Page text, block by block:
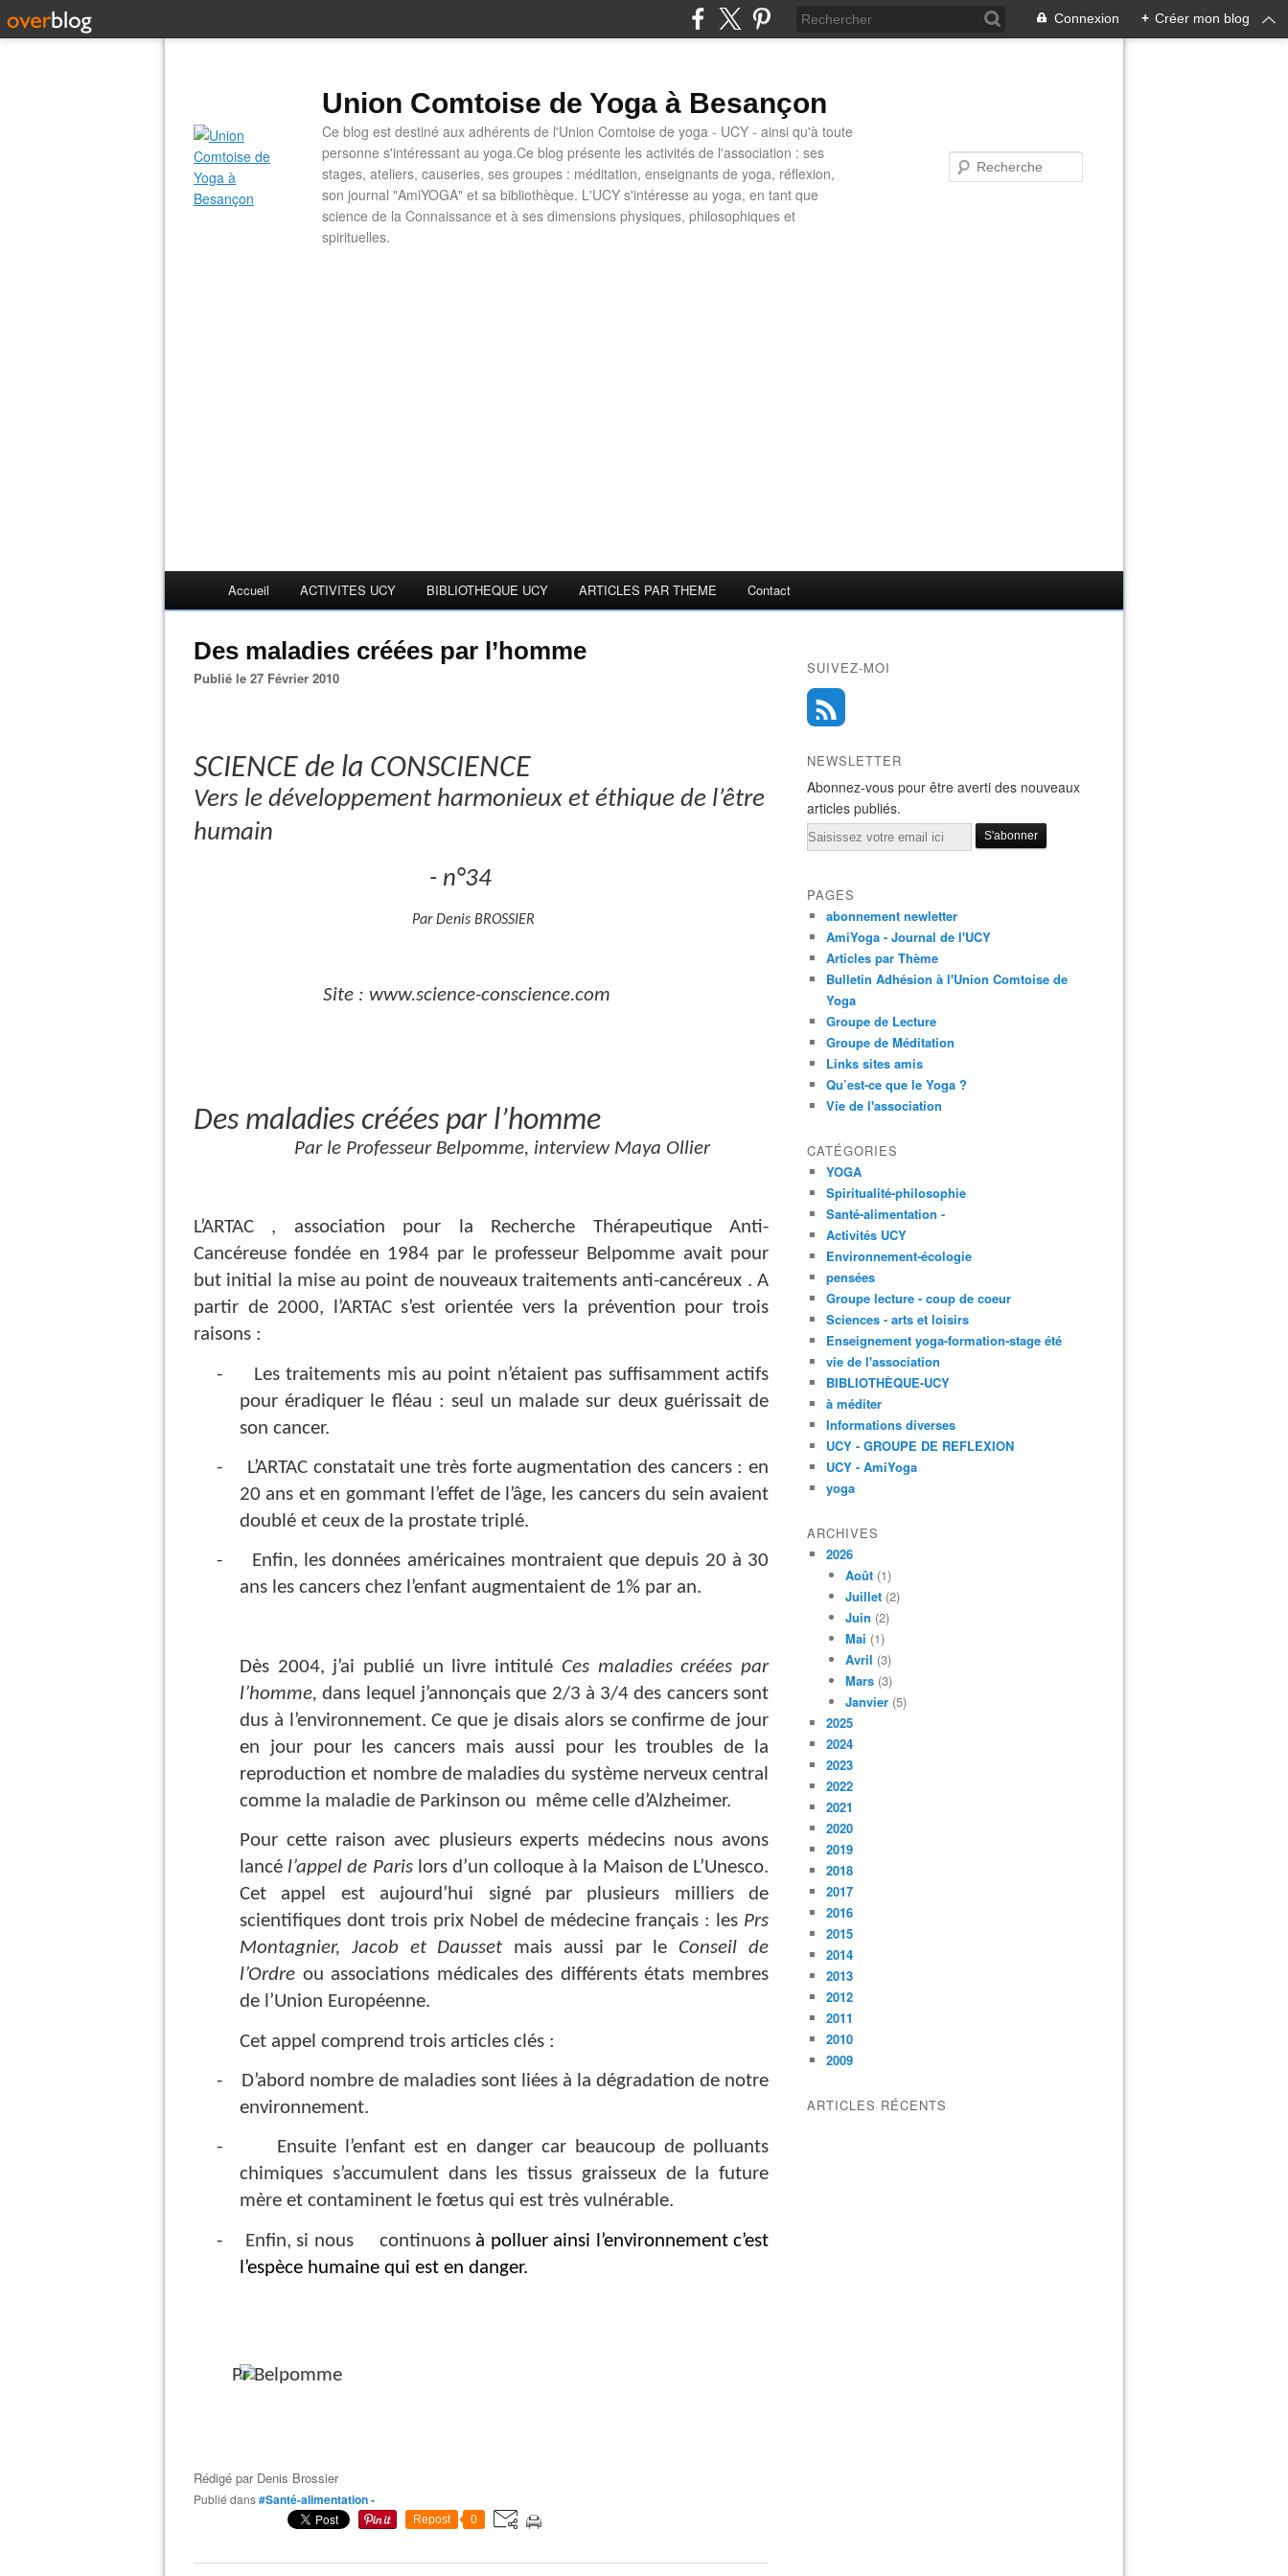
Connexion + Créer mon blog
Union Comtoise de Yoga à Besançon
Ce blog est destiné aux adhérents de l'Union Comtoise de yoga - UCY - ainsi qu'à toute
personne s'intéressant au yoga.Ce blog présente les activités de l'association : ses
stages, ateliers, causeries, ses groupes : méditation, enseignants de yoga, réflexion,
son journal "AmiYOGA" et sa bibliothèque. L'UCY s'intéresse au yoga, en tant que
science de la Connaissance et à ses dimensions physiques, philosophiques et
spirituelles.
Accueil ACTIVITES UCY BIBLIOTHEQUE UCY ARTICLES PAR THEME Contact
Des maladies créées par l’homme
Publié le 27 Février 2010
SCIENCE de la CONSCIENCE
Vers le développement harmonieux et éthique de l’être
humain
- n°34
Par Denis BROSSIER
Site : www.science-conscience.com
Des maladies créées par l’homme
Par le Professeur Belpomme, interview Maya Ollier
L’ARTAC , association pour la Recherche Thérapeutique Anti-
Cancéreuse fondée en 1984 par le professeur Belpomme avait pour
but initial la mise au point de nouveaux traitements anti-cancéreux . A
partir de 2000, l’ARTAC s’est orientée vers la prévention pour trois
raisons :
-
Les traitements mis au point n’étaient pas suffisamment actifs
pour éradiquer le fléau : seul un malade sur deux guérissait de
son cancer.
-
L’ARTAC constatait une très forte augmentation des cancers : en
20 ans et en gommant l’effet de l’âge, les cancers du sein avaient
doublé et ceux de la prostate triplé.
-
Enfin, les données américaines montraient que depuis 20 à 30
ans les cancers chez l’enfant augmentaient de 1% par an.
Dès 2004, j’ai publié un livre intitulé Ces maladies créées par
l’homme, dans lequel j’annonçais que 2/3 à 3/4 des cancers sont
dus à l’environnement. Ce que je disais alors se confirme de jour
en jour pour les cancers mais aussi pour les troubles de la
reproduction et nombre de maladies du système nerveux central
comme la maladie de Parkinson ou même celle d’Alzheimer.
Pour cette raison avec plusieurs experts médecins nous avons
lancé l’appel de Parislors d’un colloque à la Maison de L’Unesco.
Cet appel est aujourd’hui signé par plusieurs milliers de
scientifiques dont trois prix Nobel de médecine français : les Prs
Montagnier, Jacob et Dausset mais aussi par le Conseil de
l’Ordre ou associations médicales des différents états membres
de l’Union Européenne.
Cet appel comprend trois articles clés :
-
D’abord nombre de maladies sont liées à la dégradation de notre
environnement.
-
Ensuite l’enfant est en danger car beaucoup de polluants
chimiques s’accumulent dans les tissus graisseux de la future
mère et contaminent le fœtus qui est très vulnérable.
-
Enfin, si nous continuons à polluer ainsi l’environnement c’est
l’espèce humaine qui est en danger.
Rédigé par Denis Brossier
Publié dans#Santé-alimentation -
Repost 0
SUIVEZ-MOI
NEWSLETTER
Abonnez-vous pour être averti des nouveaux
articles publiés.
Email
PAGES
abonnement newletter
AmiYoga - Journal de l'UCY
Articles par Thème
Bulletin Adhésion à l'Union Comtoise de
Yoga
Groupe de Lecture
Groupe de Méditation
Links sites amis
Qu’est-ce que le Yoga ?
Vie de l'association
CATÉGORIES
YOGA
Spiritualité-philosophie
Santé-alimentation -
Activités UCY
Environnement-écologie
pensées
Groupe lecture - coup de coeur
Sciences - arts et loisirs
Enseignement yoga-formation-stage été
vie de l'association
BIBLIOTHÈQUE-UCY
à méditer
Informations diverses
UCY - GROUPE DE REFLEXION
UCY - AmiYoga
yoga
ARCHIVES
2026
Août (1)
Juillet (2)
Juin (2)
Mai (1)
Avril (3)
Mars (3)
Janvier (5)
2025
2024
2023
2022
2021
2020
2019
2018
2017
2016
2015
2014
2013
2012
2011
2010
2009
ARTICLES RÉCENTS